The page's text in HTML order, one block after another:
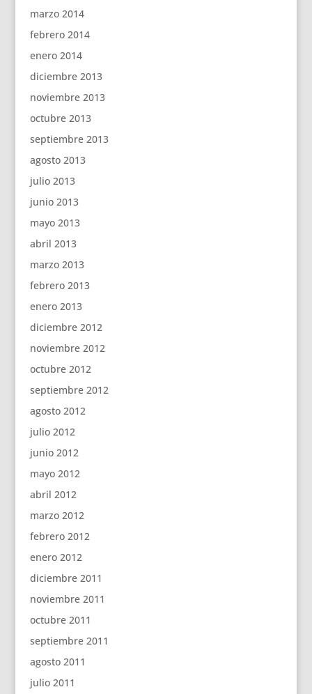
marzo 2014
febrero 2014
enero 2014
diciembre 2013
noviembre 2013
octubre 2013
septiembre 2013
agosto 2013
julio 2013
junio 2013
mayo 2013
abril 2013
marzo 2013
febrero 2013
enero 2013
diciembre 2012
noviembre 2012
octubre 2012
septiembre 2012
agosto 2012
julio 2012
junio 2012
mayo 2012
abril 2012
marzo 2012
febrero 2012
enero 2012
diciembre 2011
noviembre 2011
octubre 2011
septiembre 2011
agosto 2011
julio 2011